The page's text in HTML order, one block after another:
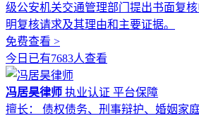
级公安机关交通管理部门提出书面复
明复核请求及其理由和主要证据。
免费查看 >
今日已有7683人查看
冯居昊律师 执业认证 平台保障
擅长： 债权债务、刑事辩护、婚姻家